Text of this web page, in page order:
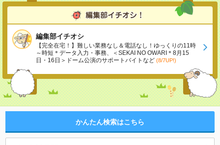
編集部イチオシ
【完全在宅！】難しい業務なし＆電話なし！ゆっくりの11時
～時短＊データ入力・事務、＜SEKAI NO OWARI＊8月15
日・16日＞ドーム公演のサポートバイトなど (8/7UP!)
かんたん検索はこちら